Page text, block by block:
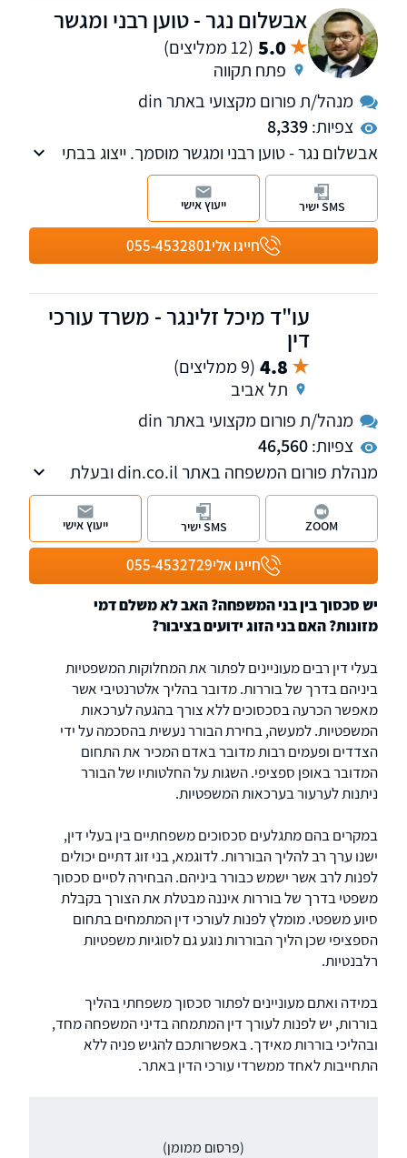
אבשלום נגר - טוען רבני ומגשר
5.0 (12 ממליצים)
פתח תקווה
מנהל/ת פורום מקצועי באתר din
צפיות:8,339
אבשלום נגר - טוען רבני ומגשר מוסמך. ייצוג בבתי
הדין הרבניים, גישור בענייני משפחה ובנושאים
כללים: עבודה, סכסוכים עסקיים, סכסוכי שכנים
ועוד.
חייגו אלי055-4532801
SMS ישיר ייעוץ אישי
עו"ד מיכל זלינגר - משרד עורכי
דין
4.8 (9 ממליצים)
תל אביב
מנהל/ת פורום מקצועי באתר din
צפיות:46,560
מנהלת פורום המשפחה באתר din.co.il ובעלת
הסמכה של מגשרת וכן בעלת ניסיון של 22 שנה
בתחום דיני המשפחה לרבות ידועים בציבור,
ירושות, אלימות במשפחה ועוד.
חייגו אלי055-4532729
ZOOM SMS ישיר ייעוץ אישי
יש סכסוך בין בני המשפחה? האב לא משלם דמי
מזונות? האם בני הזוג ידועים בציבור?
בעלי דין רבים מעוניינים לפתור את המחלוקות המשפטיות
ביניהם בדרך של בוררות. מדובר בהליך אלטרנטיבי אשר
מאפשר הכרעה בסכסוכים ללא צורך בהגעה לערכאות
המשפטיות. למעשה, בחירת הבורר נעשית בהסכמה על ידי
הצדדים ופעמים רבות מדובר באדם המכיר את התחום
המדובר באופן ספציפי. השגות על החלטותיו של הבורר
ניתנות לערעור בערכאות המשפטיות.
במקרים בהם מתגלעים סכסוכים משפחתיים בין בעלי דין,
ישנו ערך רב להליך הבוררות. לדוגמא, בני זוג דתיים יכולים
לפנות לרב אשר ישמש כבורר ביניהם. הבחירה לסיים סכסוך
משפטי בדרך של בוררות איננה מבטלת את הצורך בקבלת
סיוע משפטי. מומלץ לפנות לעורכי דין המתמחים בתחום
הספציפי שכן הליך הבוררות נוגע גם לסוגיות משפטיות
רלבנטיות.
במידה ואתם מעוניינים לפתור סכסוך משפחתי בהליך
בוררות, יש לפנות לעורך דין המתמחה בדיני המשפחה מחד,
ובהליכי בוררות מאידך. באפשרותכם להגיש פניה ללא
התחייבות לאחד ממשרדי עורכי הדין באתר.
(פרסום ממומן)